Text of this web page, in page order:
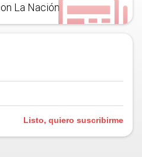
La Nación
Listo, quiero suscribirme